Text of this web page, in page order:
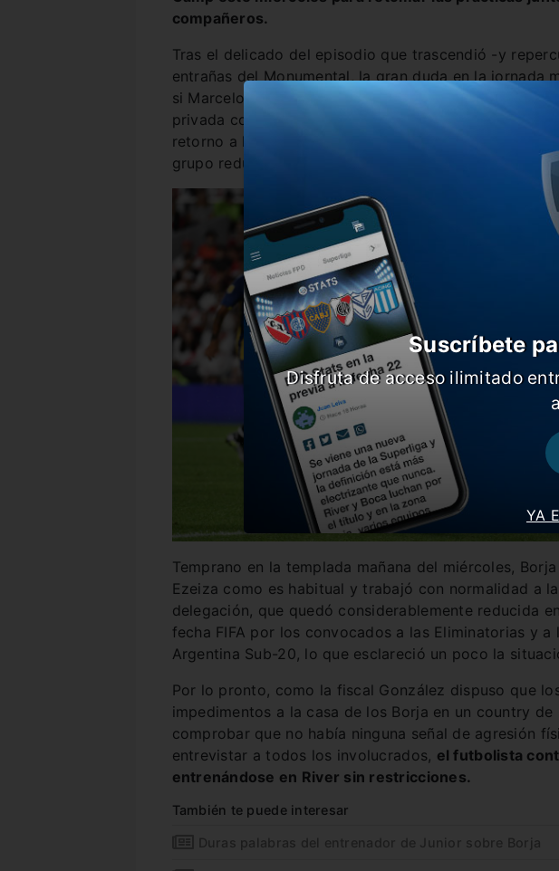
compañeros.
Tras el delicado del episodio que trascendió -y
entrañas del Monumental, la gran duda en la jornada
si Marcelo Gallardo, quien seguramente mantenga una
privada con el colombiano, contaría con el delantero
retorno a los entrenamientos del plantel completo
grupo reducido). Y la respuesta es que sí.
Temprano en la templada mañana del miércoles,
Ezeiza como es habitual y trabajó con normalidad a
delegación, que quedó considerablemente reducida
fecha FIFA por los convocados a las Eliminatorias y a
Argentina Sub-20, lo que esclareció un poco la
Por lo pronto, como la fiscal González dispuso que
impedimentos a la casa de los Borja en un country de
comprobar que no había ninguna señal de agresión
entrevistar a todos los involucrados, el futbolista
entrenándose en River sin restricciones.
También te puede interesar
Duras palabras del entrenador de Junior sobre Borja
YA
Suscríbete
Disfruta de acceso ilimitado